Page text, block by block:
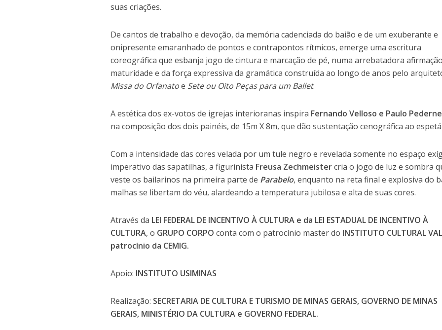
suas criações.
De cantos de trabalho e devoção, da memória cadenciada do baião e de um exuberante e
onipresente emaranhado de pontos e contrapontos rítmicos, emerge uma escritura
coreográfica que esbanja jogo de cintura e marcação de pé, numa arrebatadora
maturidade e da força expressiva da gramática construída ao longo de anos pelo
Missa do Orfanatoe Sete ou Oito Peças para um Ballet.
A estética dos ex-votos de igrejas interioranas inspira Fernando Velloso e Paulo
na composição dos dois painéis, de 15m X 8m, que dão sustentação cenográfica ao
Com a intensidade das cores velada por um tule negro e revelada somente no espaço
imperativo das sapatilhas, a figurinista Freusa Zechmeistercria o jogo de luz e sombra
veste os bailarinos na primeira parte de Parabelo, enquanto na reta final e explosiva do
malhas se libertam do véu, alardeando a temperatura jubilosa e alta de suas cores.
Através da LEI FEDERAL DE INCENTIVO À CULTURA e da LEI ESTADUAL DE INCENTIVO À
CULTURA, o GRUPO CORPO conta com o patrocínio master do INSTITUTO CULTURAL
patrocínio da CEMIG.
Apoio: INSTITUTO USIMINAS
Realização: SECRETARIA DE CULTURA E TURISMO DE MINAS GERAIS, GOVERNO DE MINAS
GERAIS, MINISTÉRIO DA CULTURA e GOVERNO FEDERAL.